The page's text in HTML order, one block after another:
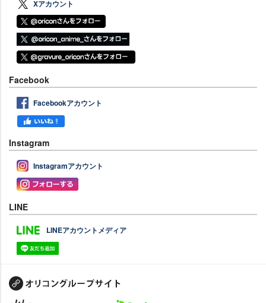
Xアカウント
Facebook
Facebookアカウント
Instagram
Instagramアカウント
LINE
LINEアカウントメディア